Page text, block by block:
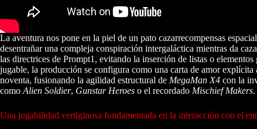
La aventura nos pone en la piel de un pato cazarrecompensas
desentrañar una compleja conspiración intergaláctica mientras da
las directrices de Prompt1, evitando la inserción de listas o
jugable, la producción se configura como una carta de amor explícita
noventa, fusionando la agilidad estructural de MegaMan X4 con la
comoAlien Soldier, Gunstar Heroes o el recordado Mischief Makers.
Una jugabilidad vertiginosa fundamentada en la interacción con el